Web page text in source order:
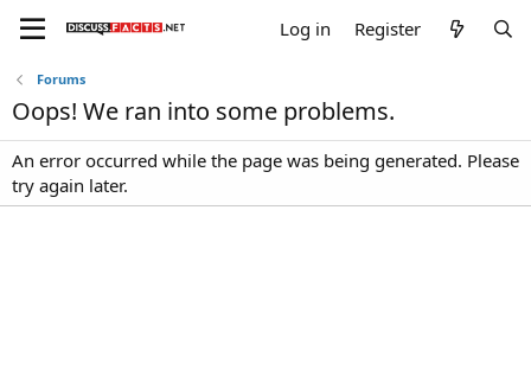
Log in Register
Forums
Oops! We ran into some problems.
An error occurred while the page was being generated. Please
try again later.